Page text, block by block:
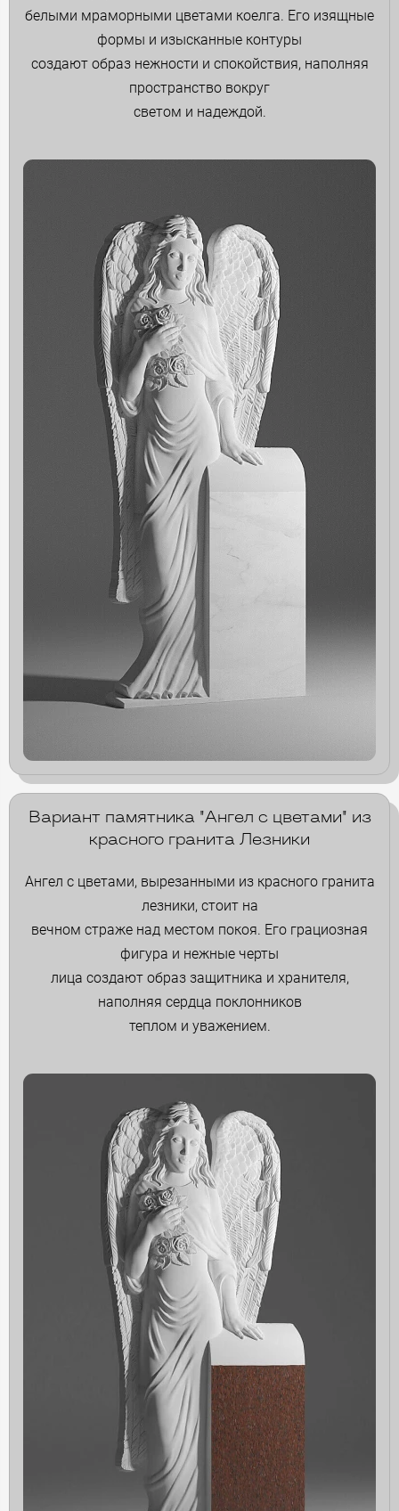
белыми мраморными цветами коелга. Его изящные
формы и изысканные контуры
создают образ нежности и спокойствия, наполняя
пространство вокруг
светом и надеждой.
Вариант памятника "Ангел с цветами" из
красного гранита Лезники
Ангел с цветами, вырезанными из красного гранита
лезники, стоит на
вечном страже над местом покоя. Его грациозная
фигура и нежные черты
лица создают образ защитника и хранителя,
наполняя сердца поклонников
теплом и уважением.